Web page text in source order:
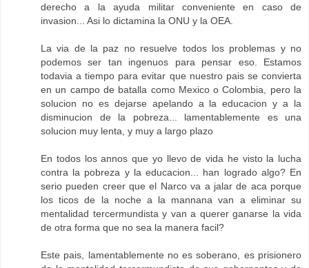
derecho a la ayuda militar conveniente en caso de
invasion... Asi lo dictamina la ONU y la OEA.
La via de la paz no resuelve todos los problemas y no
podemos ser tan ingenuos para pensar eso. Estamos
todavia a tiempo para evitar que nuestro pais se convierta
en un campo de batalla como Mexico o Colombia, pero la
solucion no es dejarse apelando a la educacion y a la
disminucion de la pobreza... lamentablemente es una
solucion muy lenta, y muy a largo plazo
En todos los annos que yo llevo de vida he visto la lucha
contra la pobreza y la educacion... han logrado algo? En
serio pueden creer que el Narco va a jalar de aca porque
los ticos de la noche a la mannana van a eliminar su
mentalidad tercermundista y van a querer ganarse la vida
de otra forma que no sea la manera facil?
Este pais, lamentablemente no es soberano, es prisionero